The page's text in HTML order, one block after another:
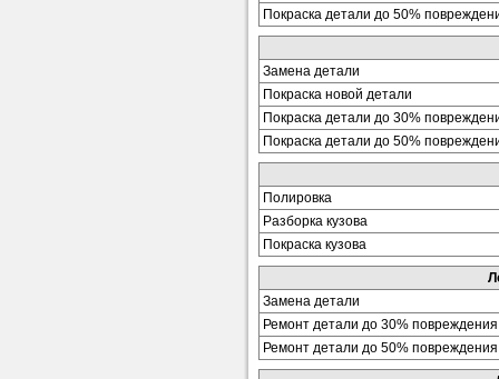
Покраска детали до 50%
Замена детали
Покраска новой детали
Покраска детали до 30%
Покраска детали до 50%
Полировка
Разборка кузова
Покраска кузова
Замена детали
Ремонт детали до 30% повреждения
Ремонт детали до 50% повреждения